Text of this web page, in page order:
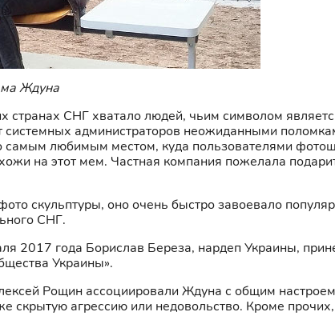
Ждуна
странах СНГ хватало людей, чьим символом
администраторов неожиданными
любимым местом, куда пользователями
на этот мем. Частная компания пожелала
скульптуры, оно очень быстро завоевало
СНГ.
2017 года Борислав Береза, нардеп Украины,
Украины».
Рощин ассоциировали Ждуна с общим
скрытую агрессию или недовольство. Кроме